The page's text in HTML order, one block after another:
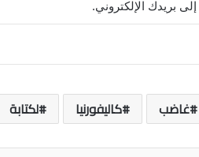
بريدك الإلكتروني.
غاضب كاليفورنيا لكتابة